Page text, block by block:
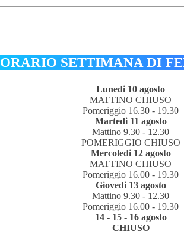
ORARIO SETTIMANA DI
Lunedi 10 agosto
MATTINO CHIUSO
Pomeriggio 16.30 - 19.30
Martedi 11 agosto
Mattino 9.30 - 12.30
POMERIGGIO CHIUSO
Mercoledi 12 agosto
MATTINO CHIUSO
Pomeriggio 16.00 - 19.30
Giovedi 13 agosto
Mattino 9.30 - 12.30
Pomeriggio 16.00 - 19.30
14 - 15 - 16 agosto
CHIUSO